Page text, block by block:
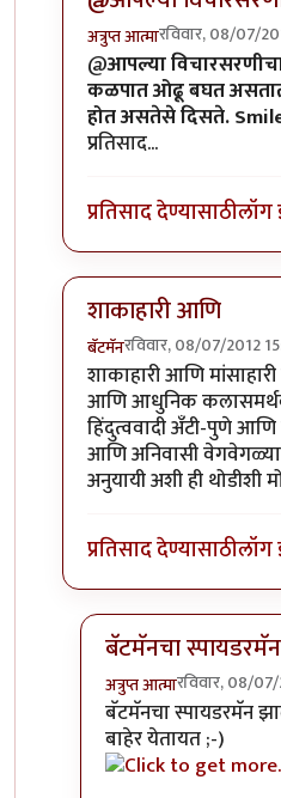
अत्रुप्त आत्मारविवार, 08/07/
In reply toकला आणि
@आपल्या
कळपात ओढू बघत
होत असतेसे दिसते.
प्रतिसाद...
प्रतिसाद देण्यासाठीलॉग
शाकाहारी आणि
बॅटमॅनरविवार, 08/07/2012
In reply toकला आणि
शाकाहारी आणि
आणि आधुनिक
हिंदुत्ववादी अँटी-पुणे
आणि अनिवासी
अनुयायी अशी ही थोडीशी
प्रतिसाद देण्यासाठीलॉग
बॅटमॅनचा
अत्रुप्त आत्मारविवार, 08/
In reply to
बॅटमॅनचा स्पायडरमॅन
बाहेर येतायत ;-)